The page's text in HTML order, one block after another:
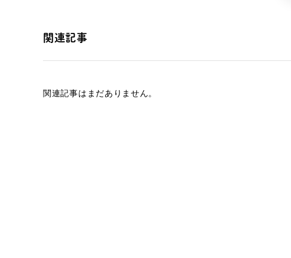
関連記事
関連記事はまだありません。